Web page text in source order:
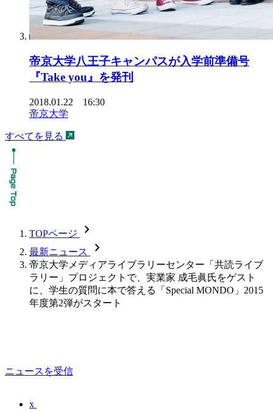
帝京大学八王子キャンパスが入学前準備号
『Take you』を発刊
2018.01.22 16:30
帝京大学
すべてを見る
TOPページ chevron_forward
最新ニュース chevron_forward
帝京大学メディアライブラリーセンター「共読ライブ
ラリー」プロジェクトで、実業家 成毛眞氏をゲスト
に、学生の質問に本で答える「Special MONDO」2015
年度第2弾がスタート
ニュースを受信
x